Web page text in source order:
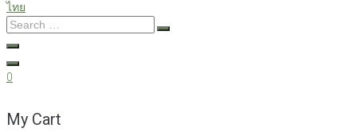
ไทย
Search
…
0
My Cart